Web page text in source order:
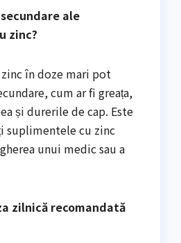
ale
zinc?
în doze mari pot
cum ar fi greața,
și durerile de cap. Este
suplimentele cu zinc
unui medic sau a
zilnică recomandată